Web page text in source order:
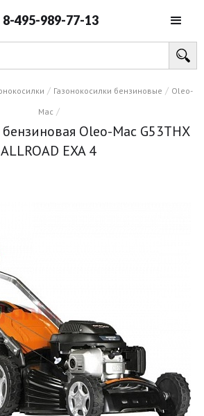
8-495-989-77-13
/ Газонокосилки бензиновые / Oleo-
Mac /
бензиновая Oleo-Mac G53THX
ALLROAD EXA 4